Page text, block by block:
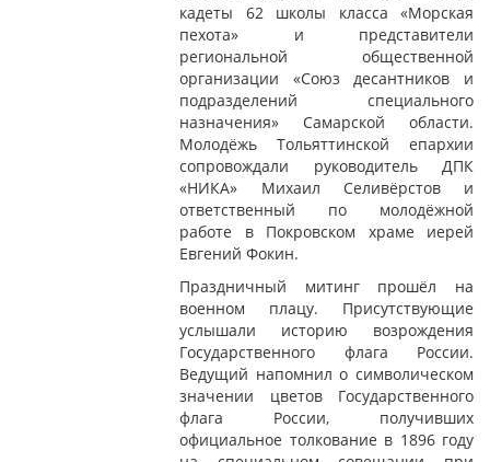
кадеты 62 школы класса «Морская
пехота» и представители
региональной общественной
организации «Союз десантников и
подразделений специального
назначения» Самарской области.
Молодёжь Тольяттинской епархии
сопровождали руководитель ДПК
«НИКА» Михаил Селивёрстов и
ответственный по молодёжной
работе в Покровском храме иерей
Евгений Фокин.
Праздничный митинг прошёл на
военном плацу. Присутствующие
услышали историю возрождения
Государственного флага России.
Ведущий напомнил о символическом
значении цветов Государственного
флага России, получивших
официальное толкование в 1896 году